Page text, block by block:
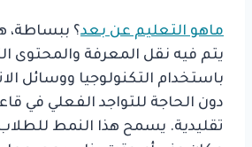
ماهو التعليم عن بعد؟ ببساطة،
يتم فيه نقل المعرفة والمحتوى
باستخدام التكنولوجيا ووسائل
دون الحاجة للتواجد الفعلي في
تقليدية. يسمح هذا النمط